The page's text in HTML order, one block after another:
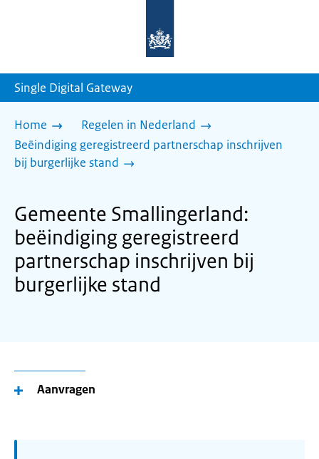
homepage
Single Digital Gateway
Home
Regelen in Nederland
Beëindiging geregistreerd partnerschap inschrijven
bij burgerlijke stand
Gemeente Smallingerland:
beëindiging geregistreerd
partnerschap inschrijven bij
burgerlijke stand
Aanvragen